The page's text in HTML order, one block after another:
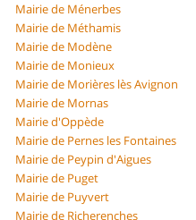
Mairie de Ménerbes
Mairie de Méthamis
Mairie de Modène
Mairie de Monieux
Mairie de Morières lès Avignon
Mairie de Mornas
Mairie d'Oppède
Mairie de Pernes les Fontaines
Mairie de Peypin d'Aigues
Mairie de Puget
Mairie de Puyvert
Mairie de Richerenches